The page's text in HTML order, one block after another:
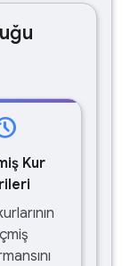
Kur